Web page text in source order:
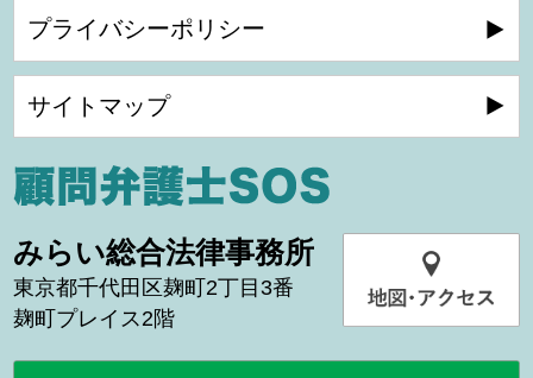
プライバシーポリシー
サイトマップ
みらい総合法律事務所
東京都千代田区麹町2丁目3番
麹町プレイス2階